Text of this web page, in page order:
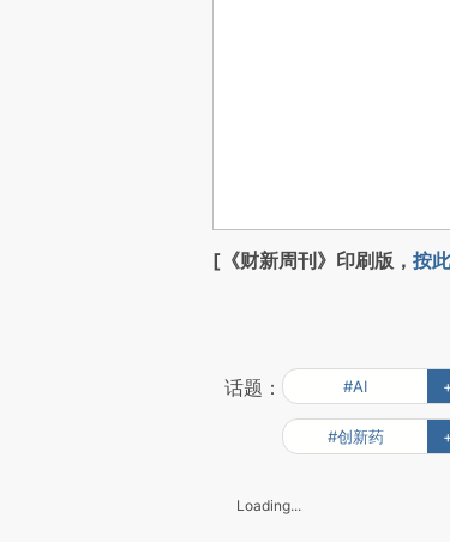
[《财新周刊》印刷版， 按
话题： #AI
#创新药
Loading...